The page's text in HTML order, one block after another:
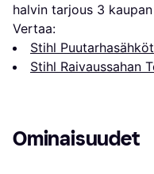
halvin tarjous 3
Vertaa:
Stihl
Stihl Raivaussahan
Ominaisuudet